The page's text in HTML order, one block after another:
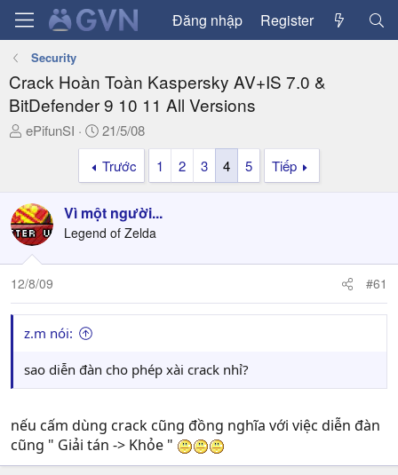
Đăng nhập Register
Security
Crack Hoàn Toàn Kaspersky AV+IS 7.0 &
BitDefender 9 10 11 All Versions
T
a
d
s
t
a
t
e
ePifunSI
N
g
à
y
ử
i
21/5/08
Trước
1 2 3 4 5 Tiếp
Vì một người...
Legend of Zelda
12/8/09 #61
z.m nói:
sao diễn đàn cho phép xài crack nhỉ?
nếu cấm dùng crack cũng đồng nghĩa với việc diễn đàn
cũng " Giải tán -> Khỏe "